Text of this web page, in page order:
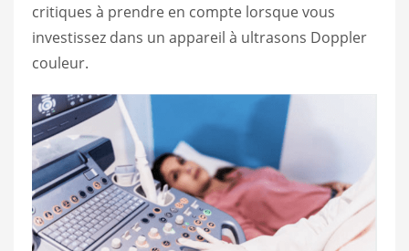
critiques à prendre en compte lorsque vous
investissez dans un appareil à ultrasons Doppler
couleur.